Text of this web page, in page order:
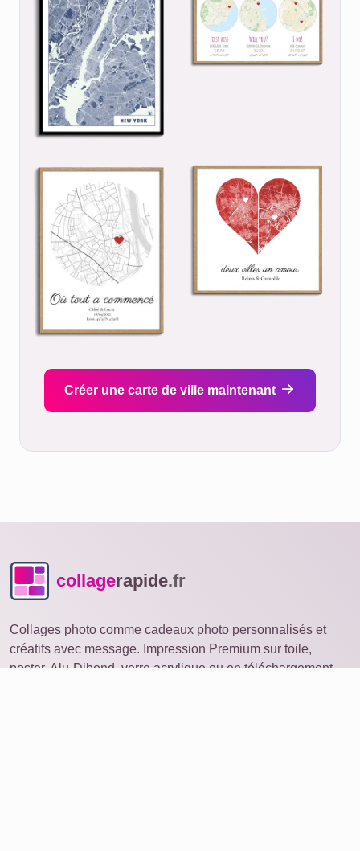
Créer une carte de ville maintenant
collagerapide.fr
Collages photo comme cadeaux photo personnalisés et
créatifs avec message. Impression Premium sur toile,
poster, Alu-Dibond, verre acrylique ou en téléchargement.